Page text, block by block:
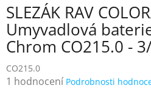
SLEZÁK RAV
Umyvadlová
Chrom CO215.0 -
CO215.0
Průměrné
1 hodnocení Podrobnosti